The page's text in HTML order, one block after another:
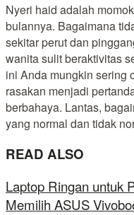
Nyeri haid adalah
bulannya. Bagaimana
sekitar perut dan
wanita sulit beraktivitas
ini Anda mungkin sering
rasakan menjadi
berbahaya. Lantas,
yang normal dan tidak
READ ALSO
Laptop Ringan untuk
Memilih ASUS